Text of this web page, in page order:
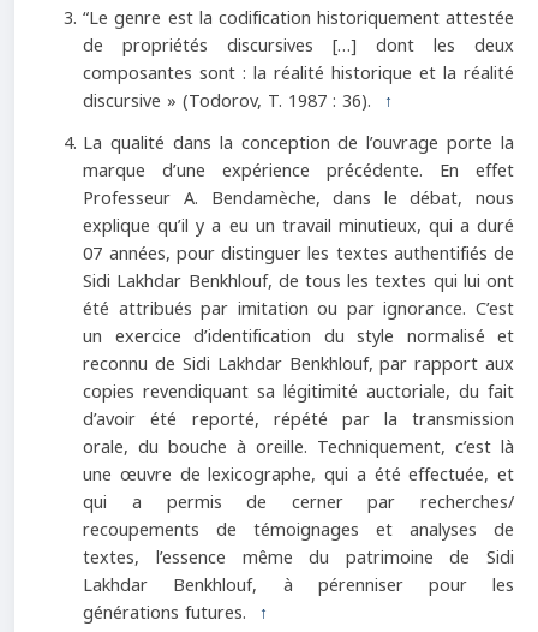
“Le genre est la codification historiquement attestée
de propriétés discursives […] dont les deux
composantes sont : la réalité historique et la réalité
discursive » (Todorov, T. 1987 : 36). ↑
La qualité dans la conception de l’ouvrage porte la
marque d’une expérience précédente. En effet
Professeur A. Bendamèche, dans le débat, nous
explique qu’il y a eu un travail minutieux, qui a duré
07 années, pour distinguer les textes authentifiés de
Sidi Lakhdar Benkhlouf, de tous les textes qui lui ont
été attribués par imitation ou par ignorance. C’est
un exercice d’identification du style normalisé et
reconnu de Sidi Lakhdar Benkhlouf, par rapport aux
copies revendiquant sa légitimité auctoriale, du fait
d’avoir été reporté, répété par la transmission
orale, du bouche à oreille. Techniquement, c’est là
une œuvre de lexicographe, qui a été effectuée, et
qui a permis de cerner par recherches/
recoupements de témoignages et analyses de
textes, l’essence même du patrimoine de Sidi
Lakhdar Benkhlouf, à pérenniser pour les
générations futures. ↑